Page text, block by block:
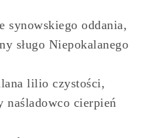
synowskiego oddania,
sługo Niepokalanego
lilio czystości,
naśladowco cierpień